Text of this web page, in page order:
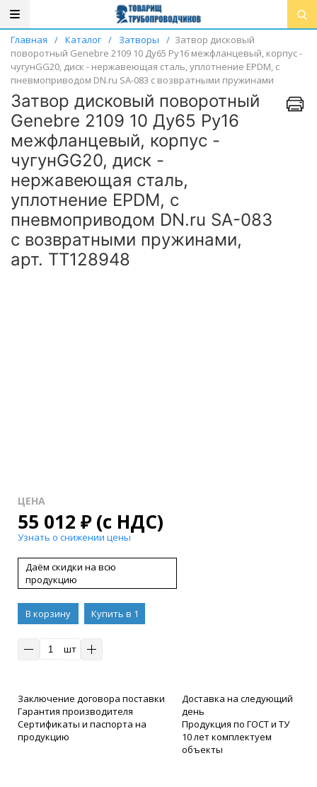
Главная / Каталог / Затворы / Затвор дисковый
поворотный Genebre 2109 10 Ду65 Ру16 межфланцевый, корпус -
чугунGG20, диск - нержавеющая сталь, уплотнение EPDM, с
пневмоприводом DN.ru SA-083 с возвратными пружинами
Затвор дисковый поворотный
Genebre 2109 10 Ду65 Ру16
межфланцевый, корпус -
чугунGG20, диск -
нержавеющая сталь,
уплотнение EPDM, с
пневмоприводом DN.ru SA-083
с возвратными пружинами,
арт. ТТ128948
ЦЕНА
55 012 ₽(с НДС)
Узнать о снижении цены
Даём скидки на всю
продукцию
В корзину
Купить в 1
шт
Заключение договора поставки
Гарантия производителя
Сертификаты и паспорта на
продукцию
Доставка на следующий
день
Продукция по ГОСТ и ТУ
10 лет комплектуем
объекты